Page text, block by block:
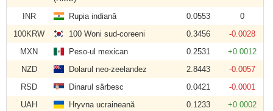
INR Rupia indiană 0.0553
0
100KRW
100 Woni sud-coreeni 0.3456
-0.0028
MXN
Peso-ul mexican 0.2531
+0.0012
NZD
Dolarul neo-zeelandez 2.8443
-0.0057
RSD
Dinarul sârbesc 0.0421
-0.0001
UAH
Hryvna ucraineană 0.1233
+0.0002